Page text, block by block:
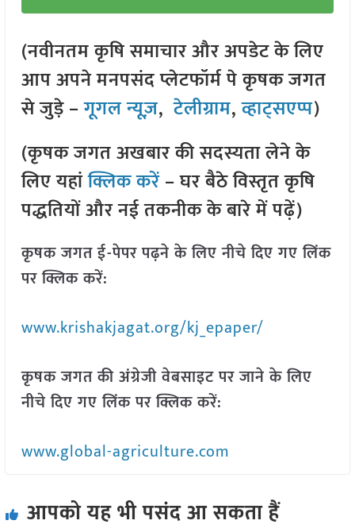
(नवीनतम कृषि समाचार और अपडेट के लिए
आप अपने मनपसंद प्लेटफॉर्म पे कृषक जगत
से जुड़े –गूगल न्यूज़,टेलीग्राम,व्हाट्सएप्प)
(कृषक जगत अखबार की सदस्यता लेने के
लिए यहांक्लिक करें– घर बैठे विस्तृत कृषि
पद्धतियों और नई तकनीक के बारे में पढ़ें)
कृषक जगत ई-पेपर पढ़ने के लिए नीचे दिए गए लिंक
पर क्लिक करें:
www.krishakjagat.org/kj_epaper/
कृषक जगत की अंग्रेजी वेबसाइट पर जाने के लिए
नीचे दिए गए लिंक पर क्लिक करें:
www.global-agriculture.com
आपको यह भी पसंद आ सकता हैं